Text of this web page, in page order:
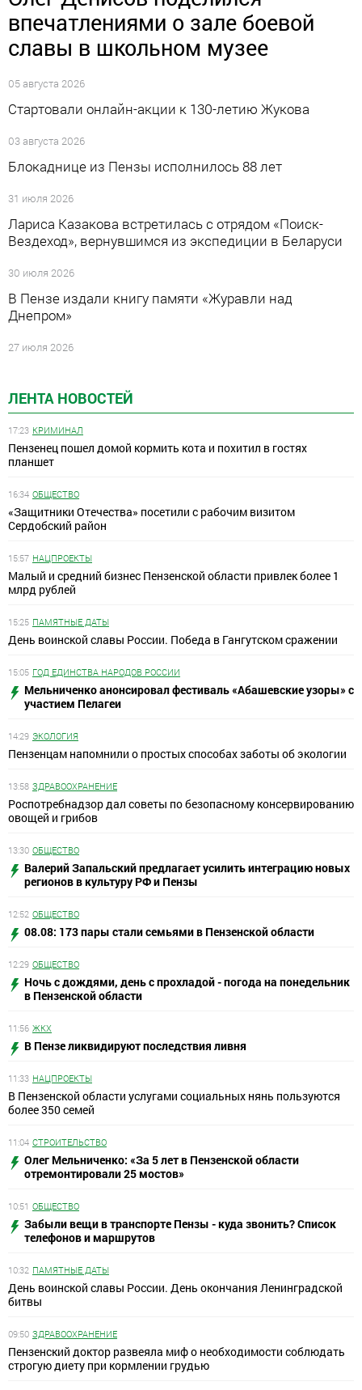
ЛЕНТА НОВОСТЕЙ
17:23 КРИМИНАЛ
Пензенец пошел домой кормить кота и похитил в гостях
планшет
16:34 ОБЩЕСТВО
«Защитники Отечества» посетили с рабочим визитом
Сердобский район
15:57 НАЦПРОЕКТЫ
Малый и средний бизнес Пензенской области привлек более 1
млрд рублей
15:25 ПАМЯТНЫЕ ДАТЫ
День воинской славы России. Победа в Гангутском сражении
15:05 ГОД ЕДИНСТВА НАРОДОВ РОССИИ
Мельниченко анонсировал фестиваль «Абашевские узоры» с
участием Пелагеи
14:29 ЭКОЛОГИЯ
Пензенцам напомнили о простых способах заботы об экологии
13:58 ЗДРАВООХРАНЕНИЕ
Роспотребнадзор дал советы по безопасному консервированию
овощей и грибов
13:30 ОБЩЕСТВО
Валерий Запальский предлагает усилить интеграцию новых
регионов в культуру РФ и Пензы
12:52 ОБЩЕСТВО
08.08: 173 пары стали семьями в Пензенской области
12:29 ОБЩЕСТВО
Ночь с дождями, день с прохладой - погода на понедельник
в Пензенской области
11:56 ЖКХ
В Пензе ликвидируют последствия ливня
11:33 НАЦПРОЕКТЫ
В Пензенской области услугами социальных нянь пользуются
более 350 семей
11:04 СТРОИТЕЛЬСТВО
Олег Мельниченко: «За 5 лет в Пензенской области
отремонтировали 25 мостов»
10:51 ОБЩЕСТВО
Забыли вещи в транспорте Пензы - куда звонить? Список
телефонов и маршрутов
10:32 ПАМЯТНЫЕ ДАТЫ
День воинской славы России. День окончания Ленинградской
битвы
09:50 ЗДРАВООХРАНЕНИЕ
Пензенский доктор развеяла миф о необходимости соблюдать
строгую диету при кормлении грудью
впечатлениями о зале боевой
славы в школьном музее
05 августа 2026
Стартовали онлайн-акции к 130-летию Жукова
03 августа 2026
Блокаднице из Пензы исполнилось 88 лет
31 июля 2026
Лариса Казакова встретилась с отрядом «Поиск-
Вездеход», вернувшимся из экспедиции в Беларуси
30 июля 2026
В Пензе издали книгу памяти «Журавли над
Днепром»
27 июля 2026